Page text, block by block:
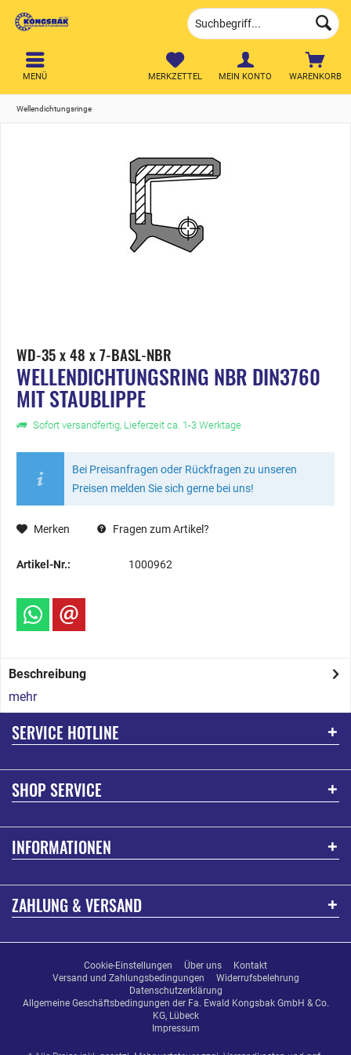
WARENKORB
MERKZETTEL MEIN KONTO
MENÜ
Wellendichtungsringe
WD-35 x 48 x 7-BASL-NBR
WELLENDICHTUNGSRING NBR DIN3760
MIT STAUBLIPPE
Sofort versandfertig, Lieferzeit ca. 1-3 Werktage
Bei Preisanfragen oder Rückfragen zu unseren
Preisen melden Sie sich gerne bei uns!
Merken Fragen zum Artikel?
Artikel-Nr.: 1000962
Beschreibung
mehr
SERVICE HOTLINE
SHOP SERVICE
INFORMATIONEN
ZAHLUNG & VERSAND
Cookie-Einstellungen Über uns
Kontakt
Versand und Zahlungsbedingungen
Widerrufsbelehrung
Datenschutzerklärung
Allgemeine Geschäftsbedingungen der Fa. Ewald Kongsbak GmbH & Co.
KG, Lübeck
Impressum